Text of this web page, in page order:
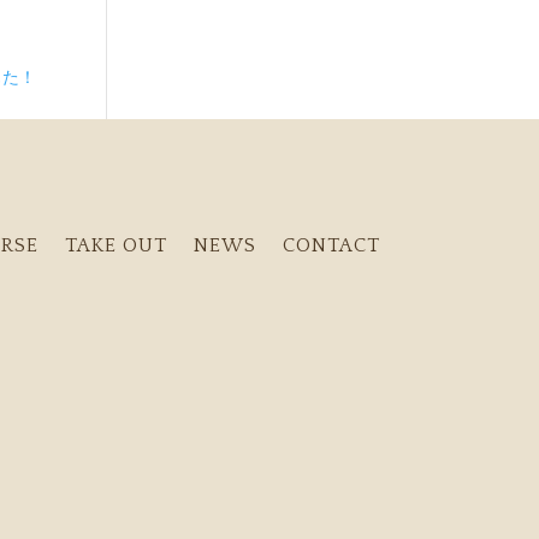
！
TAKE OUT NEWS CONTACT